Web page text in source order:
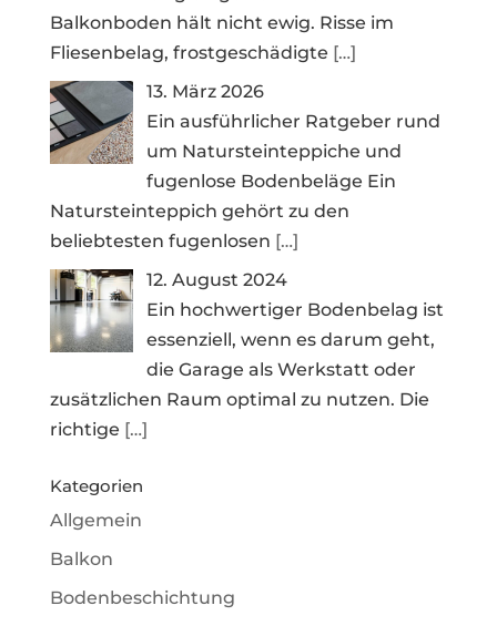
Balkonboden hält nicht ewig. Risse im
Fliesenbelag, frostgeschädigte […]
13. März 2026
Ein ausführlicher Ratgeber rund
um Natursteinteppiche und
fugenlose Bodenbeläge Ein
Natursteinteppich gehört zu den
beliebtesten fugenlosen […]
12. August 2024
Ein hochwertiger Bodenbelag ist
essenziell, wenn es darum geht,
die Garage als Werkstatt oder
zusätzlichen Raum optimal zu nutzen. Die
richtige […]
Kategorien
Allgemein
Balkon
Bodenbeschichtung